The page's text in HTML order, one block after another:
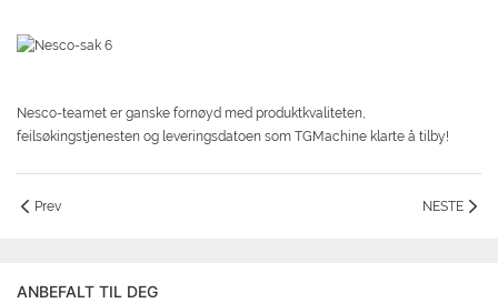
Nesco-teamet er ganske fornøyd med produktkvaliteten,
feilsøkingstjenesten og leveringsdatoen som TGMachine klarte å tilby!
Prev NESTE
ANBEFALT TIL DEG